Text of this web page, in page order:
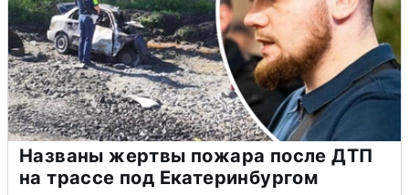
Названы жертвы пожара после ДТП
на трассе под Екатеринбургом